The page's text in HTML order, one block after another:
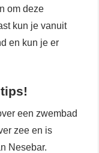
om deze
kun je vanuit
en kun je er
een zwembad
zee en is
Nesebar.